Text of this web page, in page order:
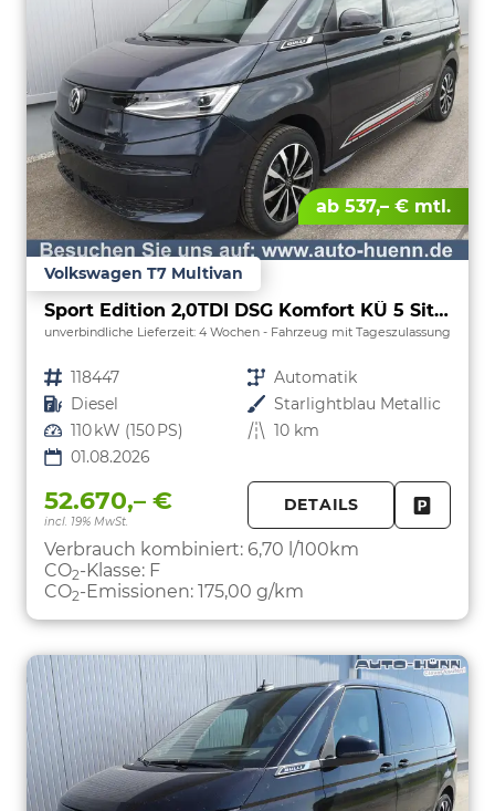
ab 537,– € mtl.
Volkswagen T7 Multivan
Sport Edition 2,0TDI DSG Komfort KÜ 5 Sitzer
unverbindliche Lieferzeit: 4 Wochen Fahrzeug mit Tageszulassung
Fahrzeugnr. 118447 Getriebe Automatik
Kraftstoff Diesel Außenfarbe Starlightblau Metallic
Leistung 110 kW (150 PS) Kilometerstand 10 km
01.08.2026
52.670,– €
incl. 19% MwSt.
DETAILS
Verbrauch kombiniert: 6,70 l/100km
CO2-Klasse: F
CO2-Emissionen: 175,00 g/km